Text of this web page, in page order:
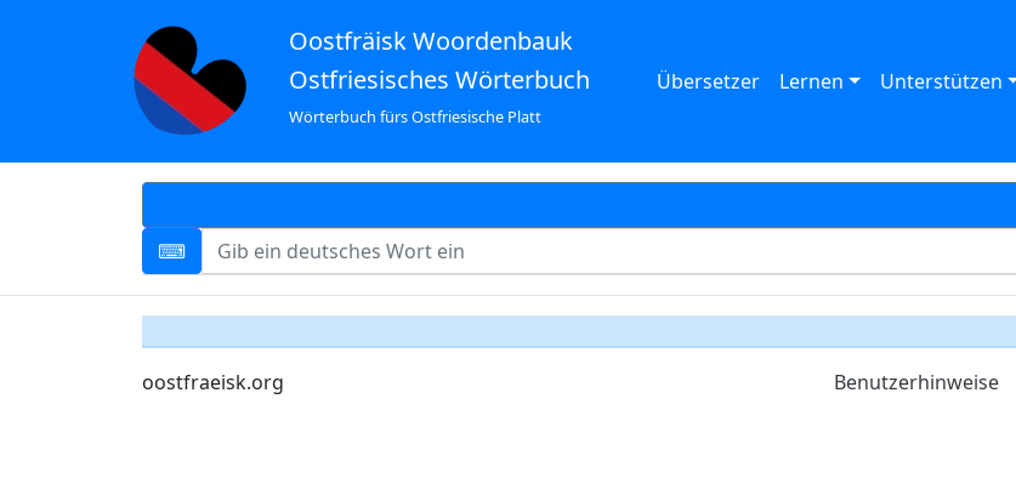
Oostfräisk Woordenbauk
Ostfriesisches Wörterbuch
Wörterbuch fürs Ostfriesische Platt
Übersetzer Lernen Unterstützen
oostfraeisk.org Benutzerhinweise